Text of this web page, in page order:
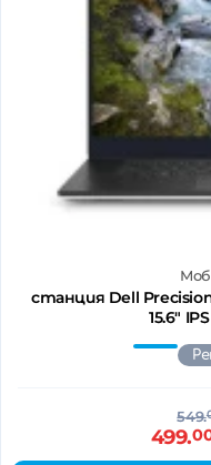
станция Dell Precision
15.6"
549.
499.